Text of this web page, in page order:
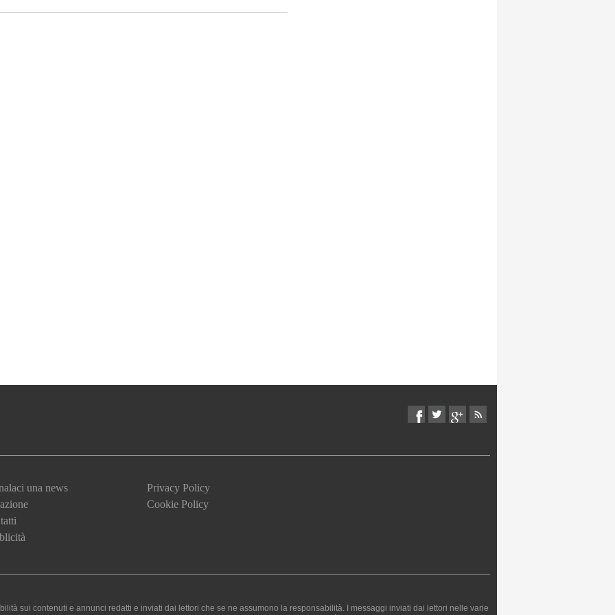
una news
Privacy Policy
Cookie Policy
sui contenuti e annunci redatti e inviati dai lettori che se ne assumono la responsabilità. I messaggi inviati dai lettori nelle varie